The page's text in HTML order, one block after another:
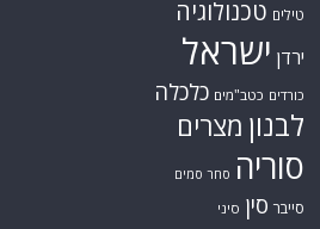
טילים טכנולוגיה
ירדן ישראל
כורדים כטב"מים כלכלה
לבנון מצרים
סוריה סחר סמים
סייבר סין סיני